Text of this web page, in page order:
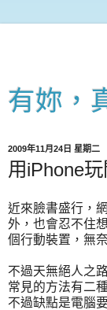
有妳，
2009年11月24日 星期二
用iPhone
近來臉書盛行，
外，也會忍不住
個行動裝置，無
不過天無絕人之
常見的方法有二
不過缺點是電腦